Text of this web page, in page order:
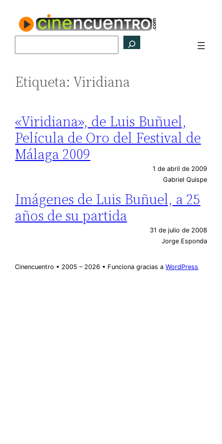
contenido
Etiqueta:Viridiana
«Viridiana», de Luis Buñuel,
Película de Oro del Festival de
Málaga 2009
1 de abril de 2009
Gabriel Quispe
Imágenes de Luis Buñuel, a 25
años de su partida
31 de julio de 2008
Jorge Esponda
Cinencuentro • 2005 – 2026 • Funciona gracias aWordPress